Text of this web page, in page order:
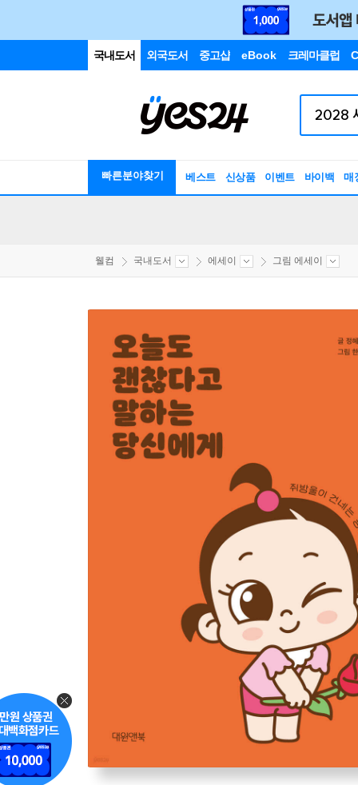
국내도서 외국도서 중고샵 eBook 크레마클럽
빠른분야찾기 베스트 신상품 이벤트 바이백 매
웰컴 국내도서 에세이 그림 에세이